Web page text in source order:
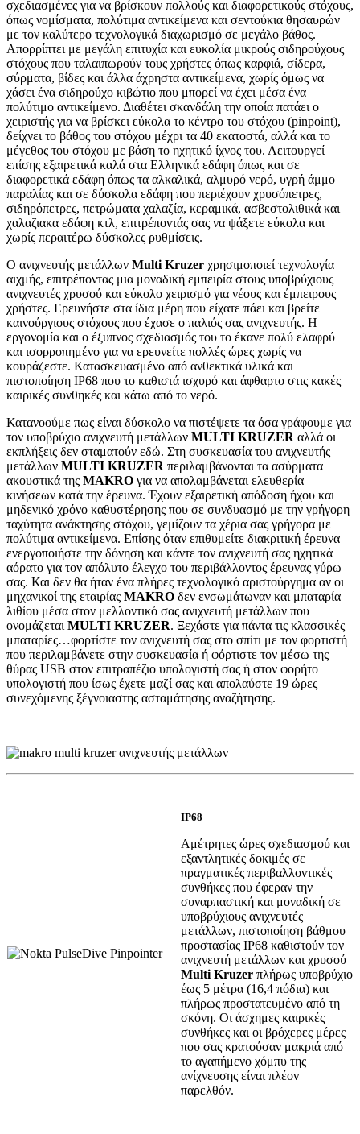
σχεδιασμένες για να βρίσκουν πολλούς και διαφορετικούς στόχους,
όπως νομίσματα, πολύτιμα αντικείμενα και σεντούκια θησαυρών
με τον καλύτερο τεχνολογικά διαχωρισμό σε μεγάλο βάθος.
Απορρίπτει με μεγάλη επιτυχία και ευκολία μικρούς σιδηρούχους
στόχους που ταλαιπωρούν τους χρήστες όπως καρφιά, σίδερα,
σύρματα, βίδες και άλλα άχρηστα αντικείμενα, χωρίς όμως να
χάσει ένα σιδηρούχο κιβώτιο που μπορεί να έχει μέσα ένα
πολύτιμο αντικείμενο. Διαθέτει σκανδάλη την οποία πατάει ο
χειριστής για να βρίσκει εύκολα το κέντρο του στόχου (pinpoint),
δείχνει το βάθος του στόχου μέχρι τα 40 εκατοστά, αλλά και το
μέγεθος του στόχου με βάση το ηχητικό ίχνος του. Λειτουργεί
επίσης εξαιρετικά καλά στα Ελληνικά εδάφη όπως και σε
διαφορετικά εδάφη όπως τα αλκαλικά, αλμυρό νερό, υγρή άμμο
παραλίας και σε δύσκολα εδάφη που περιέχουν χρυσόπετρες,
σιδηρόπετρες, πετρώματα χαλαζία, κεραμικά, ασβεστολιθικά και
χαλαζιακα εδάφη κτλ, επιτρέποντάς σας να ψάξετε εύκολα και
χωρίς περαιτέρω δύσκολες ρυθμίσεις.
Ο ανιχνευτής μετάλλων Multi Kruzer χρησιμοποιεί τεχνολογία
αιχμής, επιτρέποντας μια μοναδική εμπειρία στους υποβρύχιους
ανιχνευτές χρυσού και εύκολο χειρισμό για νέους και έμπειρους
χρήστες. Ερευνήστε στα ίδια μέρη που είχατε πάει και βρείτε
καινούργιους στόχους που έχασε ο παλιός σας ανιχνευτής. Η
εργονομία και ο έξυπνος σχεδιασμός του το έκανε πολύ ελαφρύ
και ισορροπημένο για να ερευνείτε πολλές ώρες χωρίς να
κουράζεστε. Κατασκευασμένο από ανθεκτικά υλικά και
πιστοποίηση IP68 που το καθιστά ισχυρό και άφθαρτο στις κακές
καιρικές συνθηκές και κάτω από το νερό.
Κατανοούμε πως είναι δύσκολο να πιστέψετε τα όσα γράφουμε για
τον υποβρύχιο ανιχνευτή μετάλλων MULTI KRUZER αλλά οι
εκπλήξεις δεν σταματούν εδώ. Στη συσκευασία του ανιχνευτής
μετάλλων MULTI KRUZER περιλαμβάνονται τα ασύρματα
ακουστικά της MAKRO για να απολαμβάνεται ελευθερία
κινήσεων κατά την έρευνα. Έχουν εξαιρετική απόδοση ήχου και
μηδενικό χρόνο καθυστέρησης που σε συνδυασμό με την γρήγορη
ταχύτητα ανάκτησης στόχου, γεμίζουν τα χέρια σας γρήγορα με
πολύτιμα αντικείμενα. Επίσης όταν επιθυμείτε διακριτική έρευνα
ενεργοποιήστε την δόνηση και κάντε τον ανιχνευτή σας ηχητικά
αόρατο για τον απόλυτο έλεγχο του περιβάλλοντος έρευνας γύρω
σας. Και δεν θα ήταν ένα πλήρες τεχνολογικό αριστούργημα αν οι
μηχανικοί της εταιρίας MAKRO δεν ενσωμάτωναν και μπαταρία
λιθίου μέσα στον μελλοντικό σας ανιχνευτή μετάλλων που
ονομάζεται MULTI KRUZER. Ξεχάστε για πάντα τις κλασσικές
μπαταρίες…φορτίστε τον ανιχνευτή σας στο σπίτι με τον φορτιστή
που περιλαμβάνετε στην συσκευασία ή φόρτιστε τον μέσω της
θύρας USB στον επιτραπέζιο υπολογιστή σας ή στον φορήτο
υπολογιστή που ίσως έχετε μαζί σας και απολαύστε 19 ώρες
συνεχόμενης ξέγνοιαστης ασταμάτησης αναζήτησης.
IP68
Αμέτρητες ώρες σχεδιασμού και
εξαντλητικές δοκιμές σε
πραγματικές περιβαλλοντικές
συνθήκες που έφεραν την
συναρπαστική και μοναδική σε
υποβρύχιους ανιχνευτές
μετάλλων, πιστοποίηση βάθμου
προστασίας IP68 καθιστούν τον
ανιχνευτή μετάλλων και χρυσού
Multi Kruzer πλήρως υποβρύχιο
έως 5 μέτρα (16,4 πόδια) και
πλήρως προστατευμένο από τη
σκόνη. Οι άσχημες καιρικές
συνθήκες και οι βρόχερες μέρες
που σας κρατούσαν μακριά από
το αγαπήμενο χόμπυ της
ανίχνευσης είναι πλέον
παρελθόν.